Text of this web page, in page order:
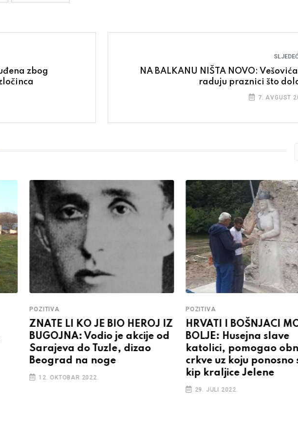
zbog
NA BALKANU NIŠTA NOVO:
raduju praznici što
7. AVGUST
POZITIVA
ZNATE LI KO JE BIO HEROJ IZ
BUGOJNA: Vodio je akcije od
Sarajeva do Tuzle, dizao
Beograd na noge
12. OKTOBAR 2022.
POZITIVA
HRVATI I BOŠNJACI
BOLJE: Husejna slave
katolici, pomogao
crkve uz koju ponosno
kip kraljice Jelene
29. JULI 2022.